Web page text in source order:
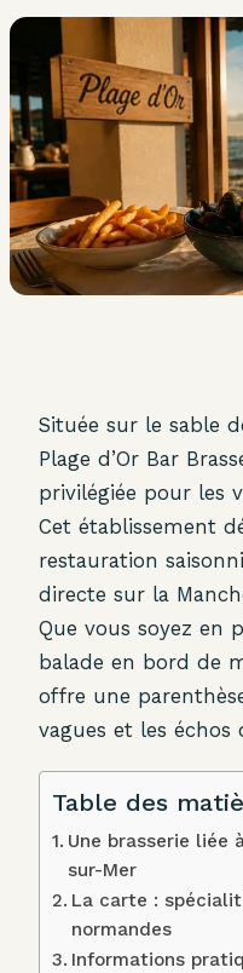
Située sur le sable
Plage d’Or Bar
privilégiée pour les
Cet établissement
restauration
directe sur la
Que vous soyez en
balade en bord de
offre une
vagues et les échos
Table des
Une brasserie liée
sur-Mer
La carte :
normandes
Informations